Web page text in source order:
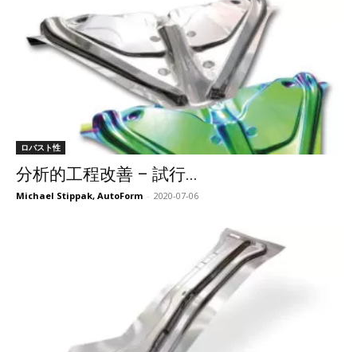
ロバスト性
分析的工程改善 – 試行...
Michael Stippak, AutoForm - 2020-07-06